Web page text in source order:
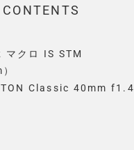
CONTENTS
クロ IS STM
Classic 40mm f1.4